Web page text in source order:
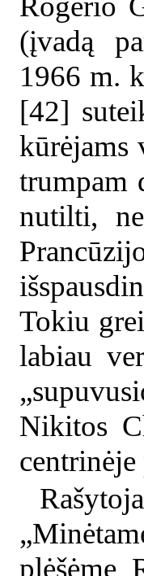
(įvadą
1966 m.
[42]
kūrėjams
trumpam
nutilti,
Tokiu
labiau
Nikitos
centrinėje
plėšėme